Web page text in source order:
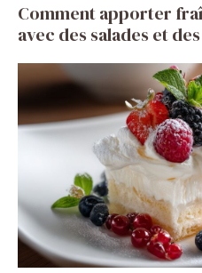
Comment apporter
avec des salades et